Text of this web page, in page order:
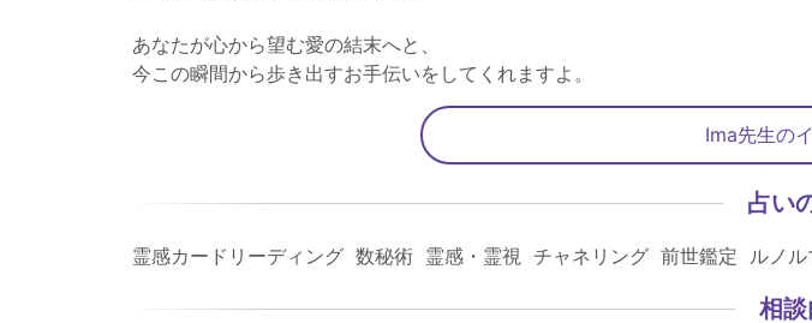
あなたが心から望む愛の結末へと、
今この瞬間から歩き出すお手伝いをしてくれますよ。
Ima先生の
占い
霊感カードリーディング 数秘術 霊感・霊視 チャネリング 前世鑑定 ルノル
相